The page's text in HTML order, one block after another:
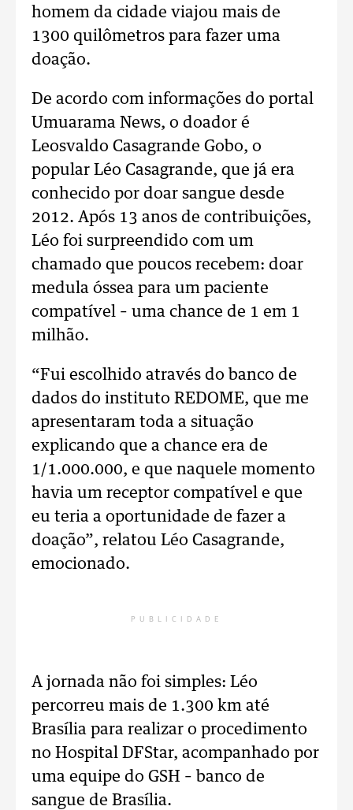
homem da cidade viajou mais de
1300 quilômetros para fazer uma
doação.
De acordo com informações do portal
Umuarama News, o doador é
Leosvaldo Casagrande Gobo, o
popular Léo Casagrande, que já era
conhecido por doar sangue desde
2012. Após 13 anos de contribuições,
Léo foi surpreendido com um
chamado que poucos recebem: doar
medula óssea para um paciente
compatível – uma chance de 1 em 1
milhão.
“Fui escolhido através do banco de
dados do instituto REDOME, que me
apresentaram toda a situação
explicando que a chance era de
1/1.000.000, e que naquele momento
havia um receptor compatível e que
eu teria a oportunidade de fazer a
doação”, relatou Léo Casagrande,
emocionado.
PUBLICIDADE
A jornada não foi simples: Léo
percorreu mais de 1.300 km até
Brasília para realizar o procedimento
no Hospital DFStar, acompanhado por
uma equipe do GSH – banco de
sangue de Brasília.